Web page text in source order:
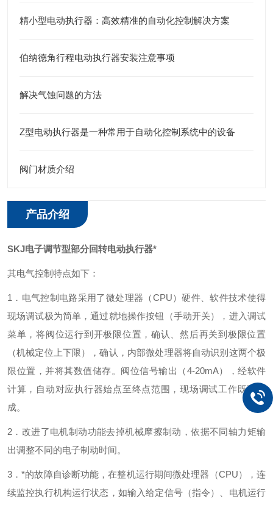
精小型电动执行器：高效精准的自动化控制解决方案
伯纳德角行程电动执行器安装注意事项
解决气蚀问题的方法
Z型电动执行器是一种常用于自动化控制系统中的设备
阀门材质介绍
产品介绍
SKJ电子调节型部分回转电动执行器*
其电气控制特点如下：
1．电气控制电路采用了微处理器（CPU）硬件、软件技术使得
现场调试极为简单，通过就地操作按钮（手动开关），进入调试
菜单，将阀位运行到开极限位置，确认、然后再关到极限位置
（机械定位上下限），确认，内部微处理器将自动识别这两个极
限位置，并将其数值储存。阀位信号输出（4-20mA），经软件
计算，自动对应执行器始点至终点范围，现场调试工作既可完
成。
2．改进了电机制动功能去掉机械摩擦制动，依据不同轴力矩输
出调整不同的电子制动时间。
3．*的故障自诊断功能，在整机运行期间微处理器（CPU），连
续监控执行机构运行状态，如输入给定信号（指令）、电机运行